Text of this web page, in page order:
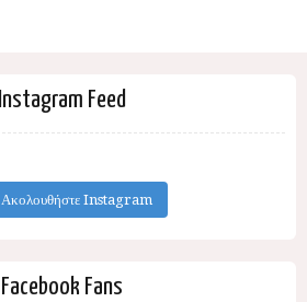
Instagram Feed
Ακολουθήστε Instagram
Facebook Fans